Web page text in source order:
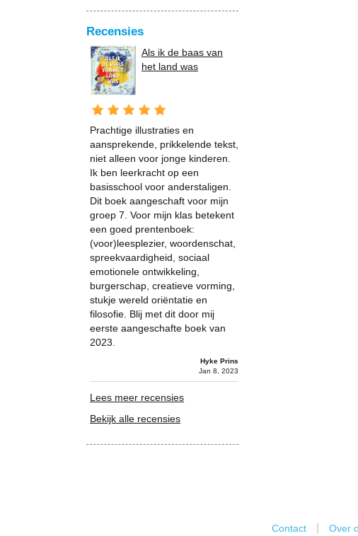
Recensies
Als ik de baas van
het land was
Prachtige illustraties en
aansprekende, prikkelende tekst,
niet alleen voor jonge kinderen.
Ik ben leerkracht op een
basisschool voor anderstaligen.
Dit boek aangeschaft voor mijn
groep 7. Voor mijn klas betekent
een goed prentenboek:
(voor)leesplezier, woordenschat,
spreekvaardigheid, sociaal
emotionele ontwikkeling,
burgerschap, creatieve vorming,
stukje wereld oriëntatie en
filosofie. Blij met dit door mij
eerste aangeschafte boek van
2023.
Hyke Prins
Jan 8, 2023
Lees meer recensies
Bekijk alle recensies
Contact Over